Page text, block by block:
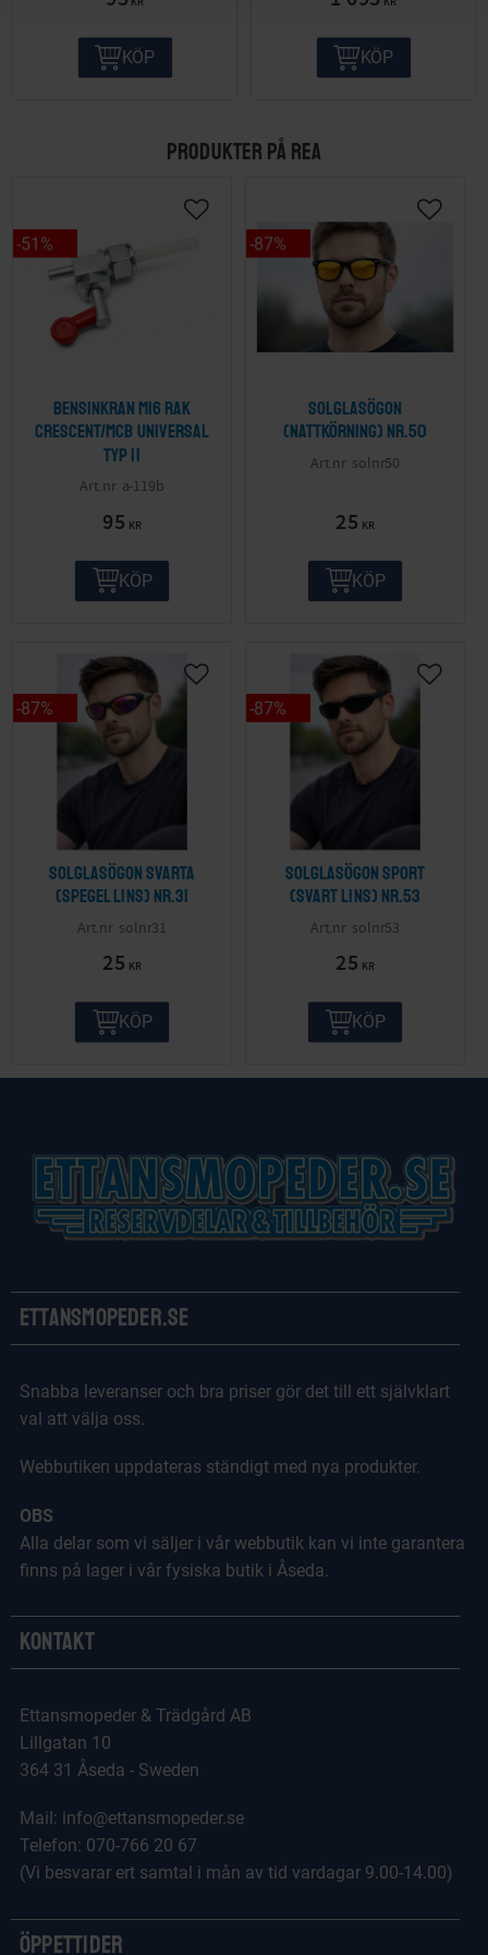
KÖP KÖP
PRODUKTER PÅ REA
Bensinkran M16 Rak
Crescent/MCB Universal
Typ II
a-119b
95 KR
51 %
KÖP
Solglasögon
(nattkörning) nr.50
solnr50
25 KR
87%
KÖP
Solglasögon svarta
(spegel lins) nr.31
solnr31
25 KR
87%
KÖP
Solglasögon sport
(svart lins) nr.53
solnr53
25 KR
87%
KÖP
Ettansmopeder.se
Snabba leveranser och bra priser gör det till ett självklart
val att välja oss.
Webbutiken uppdateras ständigt med nya produkter.
OBS
Alla delar som vi säljer i vår webbutik kan vi inte garantera
finns på lager i vår fysiska butik i Åseda.
Kontakt
Ettansmopeder & Trädgård AB
Lillgatan 10
364 31 Åseda - Sweden
Mail: info@ettansmopeder.se
Telefon: 070-766 20 67
(Vi besvarar ert samtal i mån av tid vardagar 9.00-14.00)
Öppettider